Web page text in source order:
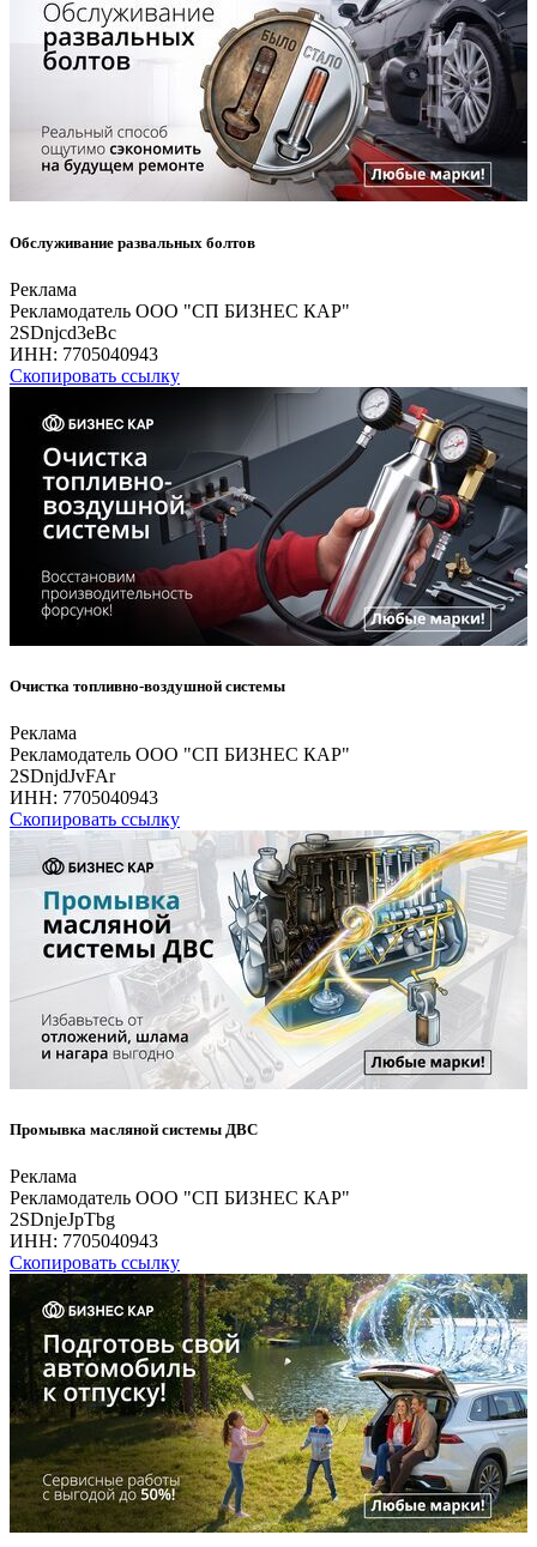
Обслуживание развальных болтов
Реклама
Рекламодатель ООО "СП БИЗНЕС КАР"
2SDnjcd3eBc
ИНН: 7705040943
Скопировать ссылку
Очистка топливно-воздушной системы
Реклама
Рекламодатель ООО "СП БИЗНЕС КАР"
2SDnjdJvFAr
ИНН: 7705040943
Скопировать ссылку
Промывка масляной системы ДВС
Реклама
Рекламодатель ООО "СП БИЗНЕС КАР"
2SDnjeJpTbg
ИНН: 7705040943
Скопировать ссылку